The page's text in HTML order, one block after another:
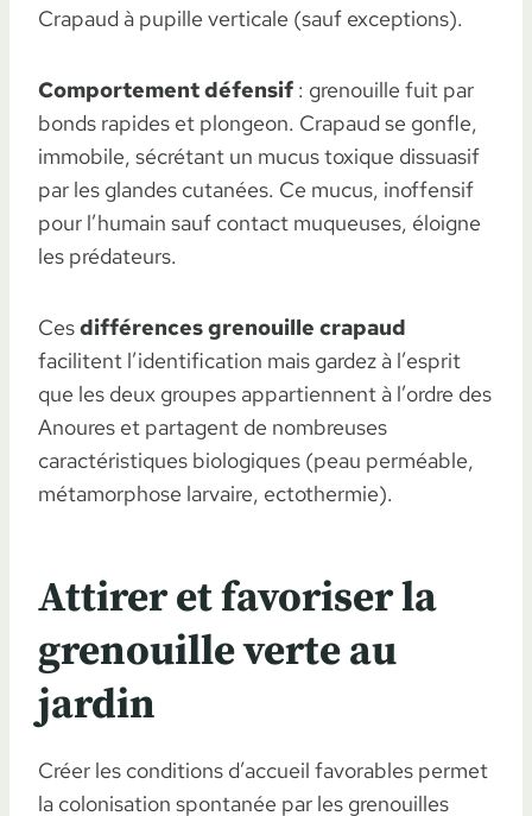
Crapaud à pupille verticale (sauf exceptions).
Comportement défensif : grenouille fuit par
bonds rapides et plongeon. Crapaud se gonfle,
immobile, sécrétant un mucus toxique dissuasif
par les glandes cutanées. Ce mucus, inoffensif
pour l’humain sauf contact muqueuses, éloigne
les prédateurs.
Cesdifférences grenouille crapaud
facilitent l’identification mais gardez à l’esprit
que les deux groupes appartiennent à l’ordre des
Anoures et partagent de nombreuses
caractéristiques biologiques (peau perméable,
métamorphose larvaire, ectothermie).
Attirer et favoriser la
grenouille verte au
jardin
Créer les conditions d’accueil favorables permet
la colonisation spontanée par les grenouilles